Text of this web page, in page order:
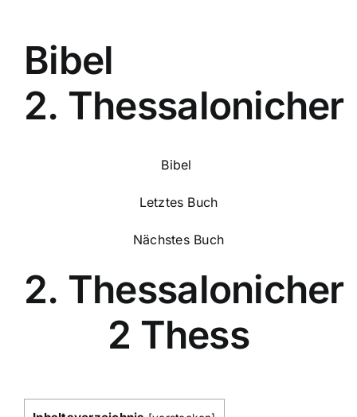
Bibel
2. Thessalonicher
Bibel
Letztes Buch
Nächstes Buch
2. Thessalonicher
2 Thess